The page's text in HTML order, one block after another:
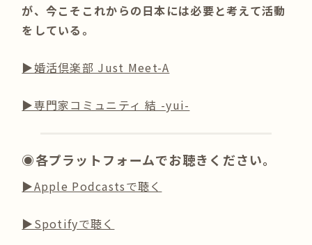
が、今こそこれからの日本には必要と考えて活動
をしている。
▶︎婚活倶楽部 Just Meet-A
▶︎専門家コミュニティ 結 -yui-
◉各プラットフォームでお聴きください。
▶︎Apple Podcastsで聴く
▶︎Spotifyで聴く